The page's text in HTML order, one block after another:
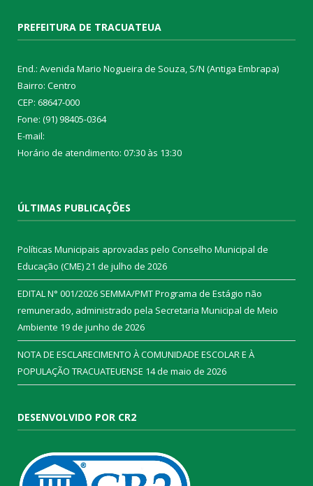
PREFEITURA DE TRACUATEUA
End.: Avenida Mario Nogueira de Souza, S/N (Antiga Embrapa)
Bairro: Centro
CEP: 68647-000
Fone: (91) 98405-0364
E-mail:
Horário de atendimento: 07:30 às 13:30
ÚLTIMAS PUBLICAÇÕES
Políticas Municipais aprovadas pelo Conselho Municipal de
Educação (CME)21 de julho de 2026
EDITAL N° 001/2026 SEMMA/PMT Programa de Estágio não
remunerado, administrado pela Secretaria Municipal de Meio
Ambiente 19 de junho de 2026
NOTA DE ESCLARECIMENTO À COMUNIDADE ESCOLAR E À
POPULAÇÃO TRACUATEUENSE 14 de maio de 2026
DESENVOLVIDO POR CR2